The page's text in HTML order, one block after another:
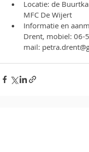
Locatie: de
MFC De Wijert
Informatie en
Drent, mobiel: 06-
mail: